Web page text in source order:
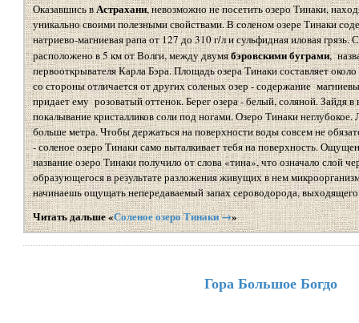
Оказавшись вАстрахани, невозможно не посетить озеро Тинаки,
уникально своими полезными свойствами. В соленом озере Тинаки
натриево-магниевая рапа от 127 до 310 г/л и сульфидная иловая грязь.
расположено в 5 км от Волги, между двумябэровскими буграми,
первооткрывателя Карла Бэра. Площадь озера Тинаки составляет
со стороны отличается от других соленых озер - содержание
придает ему розоватый оттенок. Берег озера - белый, соляной. Зайдя в
покалывание кристалликов соли под ногами. Озеро Тинаки неглубокое.
больше метра. Чтобы держаться на поверхности воды совсем не
- соленое озеро Тинаки само выталкивает тебя на поверхность.
название озеро Тинаки получило от слова «тина», что означало слой
образующегося в результате разложения живущих в нем
начинаешь ощущать непередаваемый запах сероводорода, выходящего
Читать дальше «Соленое озеро Тинаки →»
Гора Большое Богдо